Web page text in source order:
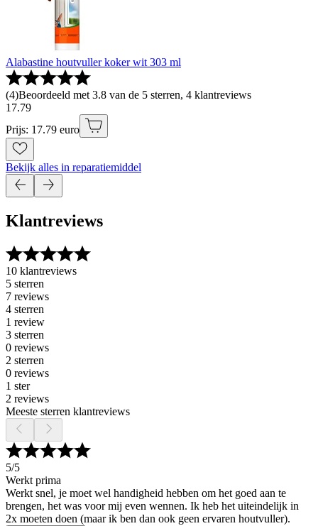
Alabastine houtvuller koker wit 303 ml
(4)Beoordeeld met 3.8 van de 5 sterren, 4 klantreviews
17.79
Prijs: 17.79 euro
Bekijk alles in reparatiemiddel
Klantreviews
10 klantreviews
5 sterren
7 reviews
4 sterren
1 review
3 sterren
0 reviews
2 sterren
0 reviews
1 ster
2 reviews
Meeste sterren klantreviews
5/5
Werkt prima
Werkt snel, je moet wel handigheid hebben om het goed aan te
brengen, het was voor mij even wennen. Ik heb het uiteindelijk in
2x moeten doen (maar ik ben dan ook geen ervaren houtvuller).